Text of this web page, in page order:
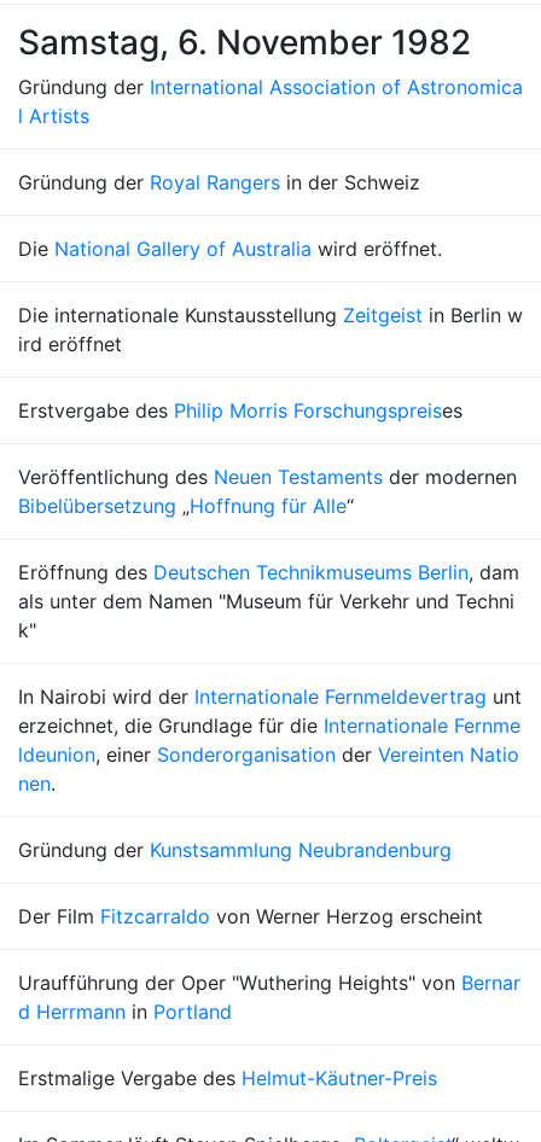
Samstag, 6. November 1982
Gründung der International Association of Astronomica
l Artists
Gründung der Royal Rangers in der Schweiz
Die National Gallery of Australia wird eröffnet.
Die internationale Kunstausstellung Zeitgeist in Berlin w
ird eröffnet
Erstvergabe des Philip Morris Forschungspreises
Veröffentlichung des Neuen Testaments der modernen
Bibelübersetzung „Hoffnung für Alle“
Eröffnung des Deutschen Technikmuseums Berlin, dam
als unter dem Namen "Museum für Verkehr und Techni
k"
In Nairobi wird der Internationale Fernmeldevertrag unt
erzeichnet, die Grundlage für die Internationale Fernme
ldeunion, einer Sonderorganisation der Vereinten Natio
nen.
Gründung der Kunstsammlung Neubrandenburg
Der Film Fitzcarraldo von Werner Herzog erscheint
Uraufführung der Oper "Wuthering Heights" von Bernar
d Herrmann in Portland
Erstmalige Vergabe des Helmut-Käutner-Preis